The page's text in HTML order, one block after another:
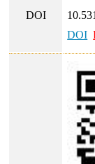
DOI
DOI